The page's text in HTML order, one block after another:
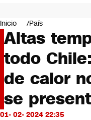
Negocios
Deportes
Programas completos
Cultura
Servicios
Bits
CNN tiempo
Futuro 360
Inicio País
Altas
todo
de calor
se
01- 02- 2024 22:35